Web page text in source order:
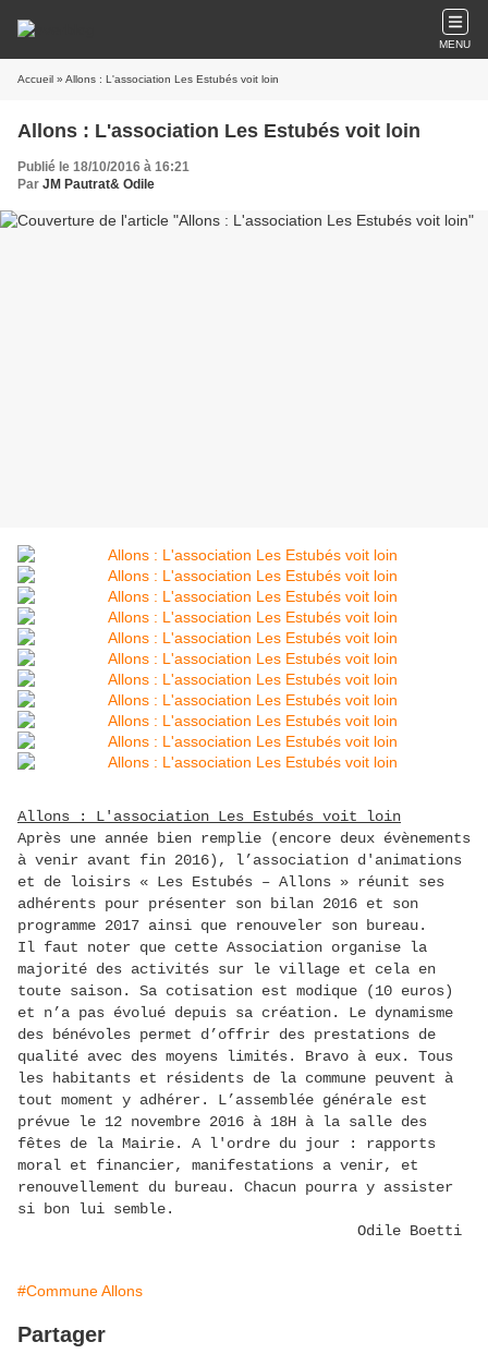
MENU
Accueil » Allons : L'association Les Estubés voit loin
Allons : L'association Les Estubés voit loin
Publié le 18/10/2016 à 16:21
Par JM Pautrat& Odile
Allons : L'association Les Estubés voit loin
Après une année bien remplie (encore deux évènements
à venir avant fin 2016), l’association d'animations
et de loisirs « Les Estubés – Allons » réunit ses
adhérents pour présenter son bilan 2016 et son
programme 2017 ainsi que renouveler son bureau.
Il faut noter que cette Association organise la
majorité des activités sur le village et cela en
toute saison. Sa cotisation est modique (10 euros)
et n’a pas évolué depuis sa création. Le dynamisme
des bénévoles permet d’offrir des prestations de
qualité avec des moyens limités. Bravo à eux. Tous
les habitants et résidents de la commune peuvent à
tout moment y adhérer. L’assemblée générale est
prévue le 12 novembre 2016 à 18H à la salle des
fêtes de la Mairie. A l'ordre du jour : rapports
moral et financier, manifestations a venir, et
renouvellement du bureau. Chacun pourra y assister
si bon lui semble.
Odile Boetti
#Commune Allons
Partager